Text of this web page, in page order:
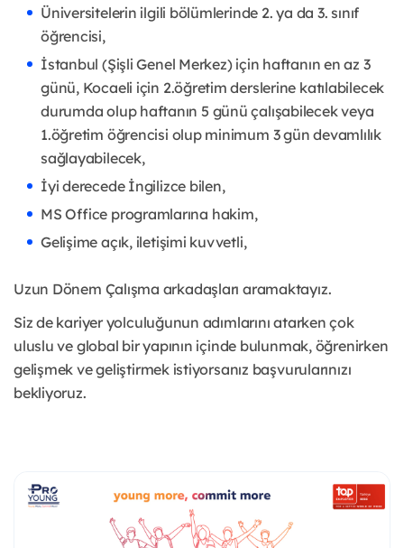
Üniversitelerin ilgili bölümlerinde 2. ya da 3. sınıf
öğrencisi,
İstanbul (Şişli Genel Merkez) için haftanın en az 3
günü, Kocaeli için 2.öğretim derslerine katılabilecek
durumda olup haftanın 5 günü çalışabilecek veya
1.öğretim öğrencisi olup minimum 3 gün devamlılık
sağlayabilecek,
İyi derecede İngilizce bilen,
MS Office programlarına hakim,
Gelişime açık, iletişimi kuvvetli,
Uzun Dönem Çalışma arkadaşları aramaktayız.
Siz de kariyer yolculuğunun adımlarını atarken çok
uluslu ve global bir yapının içinde bulunmak, öğrenirken
gelişmek ve geliştirmek istiyorsanız başvurularınızı
bekliyoruz.